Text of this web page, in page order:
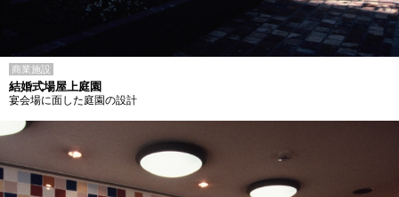
商業施設
結婚式場屋上庭園
宴会場に面した庭園の設計